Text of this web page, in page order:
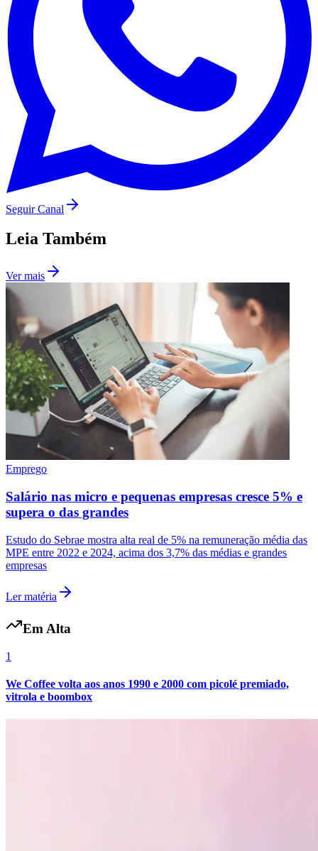
Vasco
Seguir Canal
Leia Também
Ver mais
Emprego
Salário nas micro e pequenas empresas cresce 5% e
supera o das grandes
Estudo do Sebrae mostra alta real de 5% na remuneração média das
MPE entre 2022 e 2024, acima dos 3,7% das médias e grandes
empresas
Ler matéria
Em Alta
1
We Coffee volta aos anos 1990 e 2000 com picolé premiado,
vitrola e boombox